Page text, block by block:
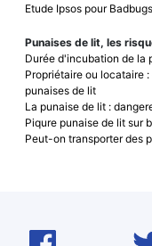
Etude Ipsos pour
Punaises de lit, les
Durée d'incubation de la
Propriétaire ou locataire
punaises de lit
La punaise de lit :
Piqure punaise de lit sur
Peut-on transporter des